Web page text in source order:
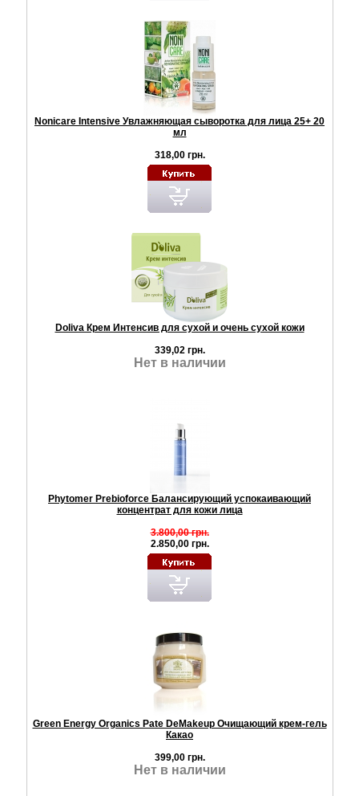
Nonicare Intensive Увлажняющая сыворотка для лица 25+ 20
мл
318,00 грн.
Doliva Крем Интенсив для сухой и очень сухой кожи
339,02 грн.
Нет в наличии
Phytomer Prebioforce Балансирующий успокаивающий
концентрат для кожи лица
3.800,00 грн.
2.850,00 грн.
Green Energy Organics Pate DeMakeup Очищающий крем-гель
Какао
399,00 грн.
Нет в наличии